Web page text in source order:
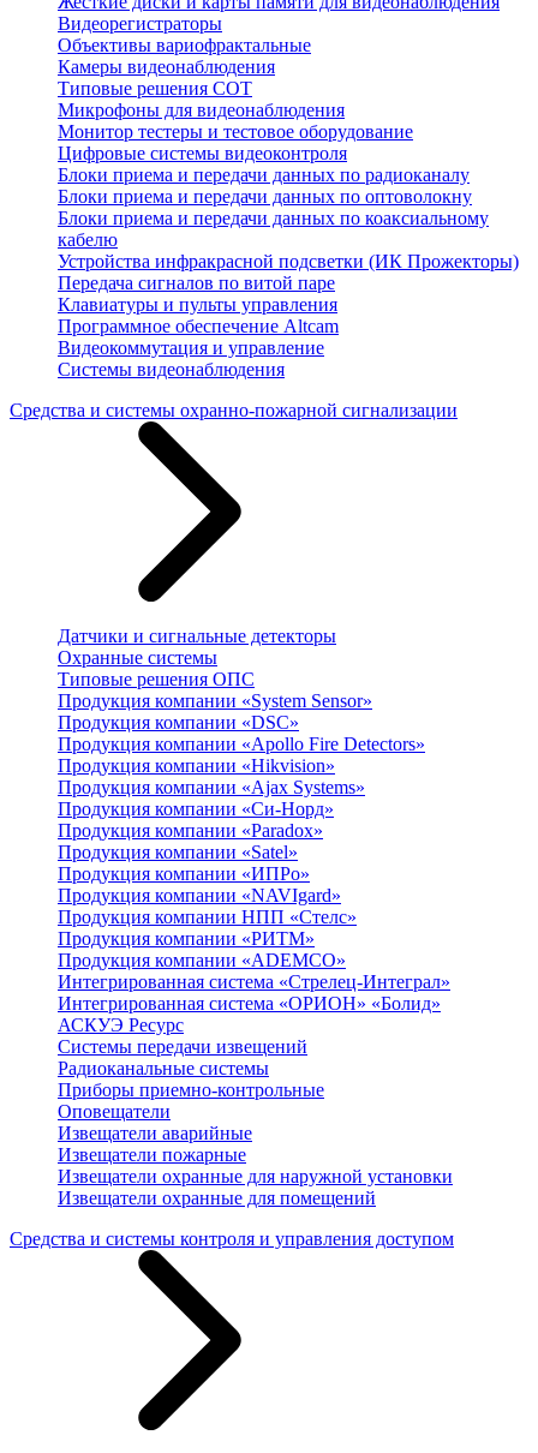
Видеорегистраторы
Объективы вариофрактальные
Камеры видеонаблюдения
Типовые решения СОТ
Микрофоны для видеонаблюдения
Монитор тестеры и тестовое оборудование
Цифровые системы видеоконтроля
Блоки приема и передачи данных по радиоканалу
Блоки приема и передачи данных по оптоволокну
Блоки приема и передачи данных по коаксиальному
кабелю
Устройства инфракрасной подсветки (ИК Прожекторы)
Передача сигналов по витой паре
Клавиатуры и пульты управления
Программное обеспечение Altcam
Видеокоммутация и управление
Системы видеонаблюдения
Средства и системы охранно-пожарной сигнализации
Датчики и сигнальные детекторы
Охранные системы
Типовые решения ОПС
Продукция компании «System Sensor»
Продукция компании «DSC»
Продукция компании «Apollo Fire Detectors»
Продукция компании «Hikvision»
Продукция компании «Ajax Systems»
Продукция компании «Си-Норд»
Продукция компании «Paradox»
Продукция компании «Satel»
Продукция компании «ИПРо»
Продукция компании «NAVIgard»
Продукция компании НПП «Стелс»
Продукция компании «РИТМ»
Продукция компании «ADEMCO»
Интегрированная система «Стрелец-Интеграл»
Интегрированная система «ОРИОН» «Болид»
АСКУЭ Ресурс
Системы передачи извещений
Радиоканальные системы
Приборы приемно-контрольные
Оповещатели
Извещатели аварийные
Извещатели пожарные
Извещатели охранные для наружной установки
Извещатели охранные для помещений
Средства и системы контроля и управления доступом